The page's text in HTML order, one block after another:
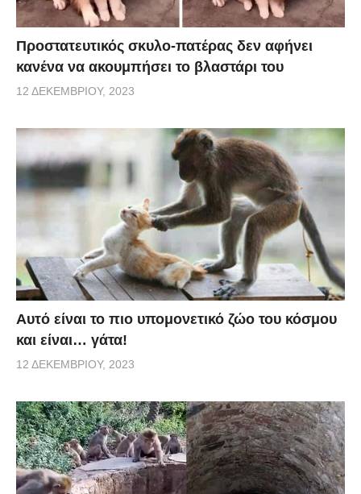
Προστατευτικός σκυλο-πατέρας δεν αφήνει
κανένα να ακουμπήσει το βλαστάρι του
12 ΔΕΚΕΜΒΡΊΟΥ, 2023
Αυτό είναι το πιο υπομονετικό ζώο του κόσμου
και είναι… γάτα!
12 ΔΕΚΕΜΒΡΊΟΥ, 2023